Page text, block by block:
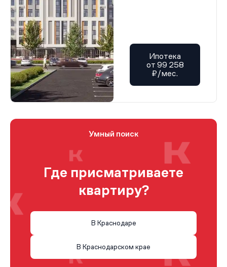
Ипотека
от 99 258
₽/мес.
Умный поиск
Где присматриваете
квартиру?
В Краснодаре
В Краснодарском крае